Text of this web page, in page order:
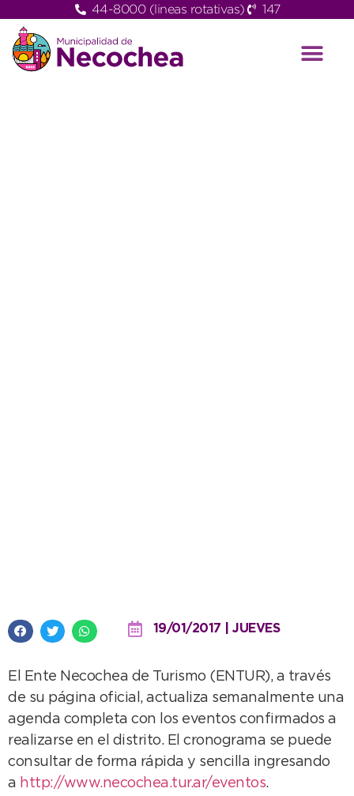
44-8000 (lineas rotativas) 147
19/01/2017 | JUEVES
El Ente Necochea de Turismo (ENTUR), a través
de su página oficial, actualiza semanalmente una
agenda completa con los eventos confirmados a
realizarse en el distrito. El cronograma se puede
consultar de forma rápida y sencilla ingresando
a http://www.necochea.tur.ar/eventos.